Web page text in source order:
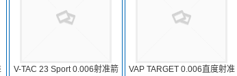
V-TAC 23 Sport 0.006射准箭
VAP TARGET 0.006直度射准